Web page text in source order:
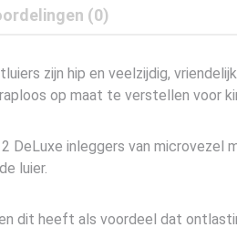
(0)
zijn hip en veelzijdig,
op maat te verstellen voor
DeLuxe inleggers van
luier.
dit heeft als voordeel dat